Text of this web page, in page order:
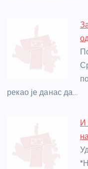
рекао је данас да…
И